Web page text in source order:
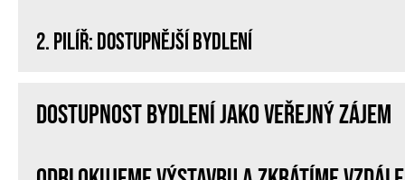
2. PILÍŘ: DOSTUPNĚJŠÍ BYDLENÍ
Dostupnost bydlení jako veřejný zájem